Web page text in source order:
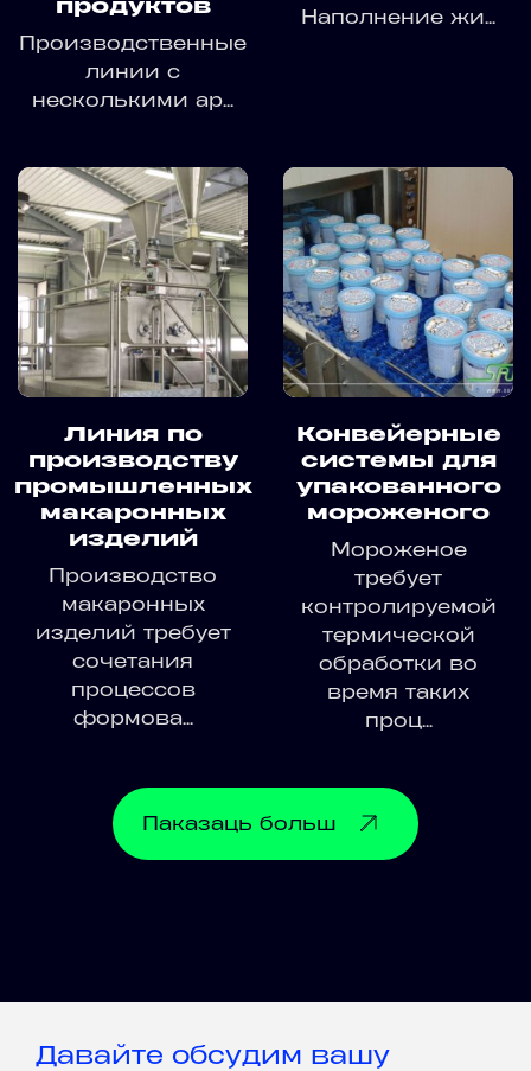
продуктов
Производственные
линии с
несколькими ар...
Наполнение жи...
Линия по
производству
промышленных
макаронных
изделий
Производство
макаронных
изделий требует
сочетания
процессов
формова...
Конвейерные
системы для
упакованного
мороженого
Мороженое
требует
контролируемой
термической
обработки во
время таких
проц...
Паказаць больш
Давайте обсудим вашу